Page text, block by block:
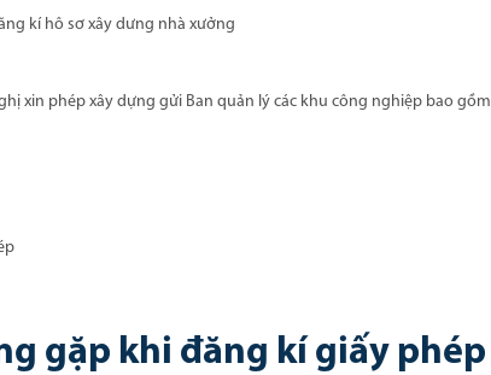
kí hô sơ xây dưng nhà xưởng
xin phép xây dựng gửi Ban quản lý các khu công nghiệp bao gồm
gặp khi đăng kí giấy phép